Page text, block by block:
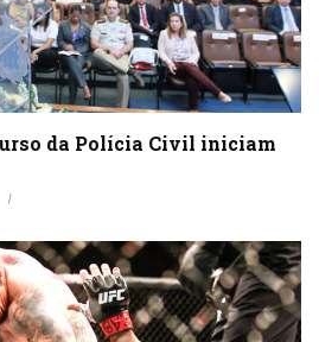
da Polícia Civil iniciam